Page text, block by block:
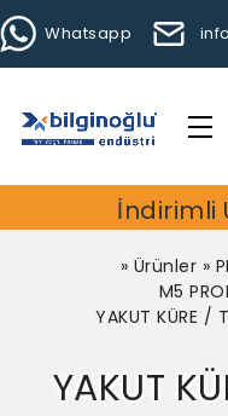
Whatsapp
İndirimli
» Ürünler »
M5
YAKUT KÜRE /
YAKUT